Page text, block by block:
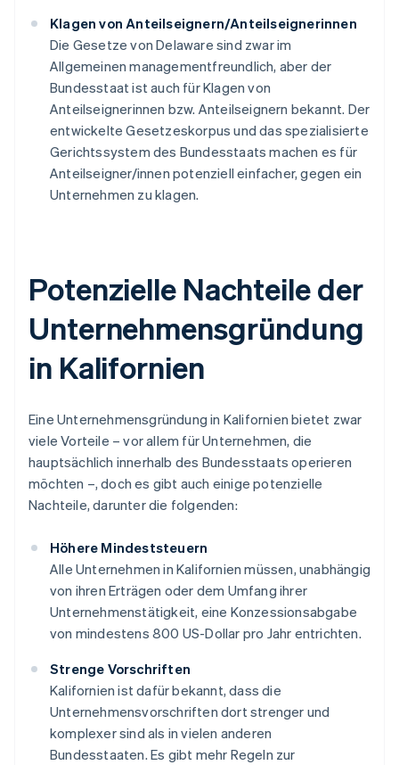
Klagen von Anteilseignern/Anteilseignerinnen
Die Gesetze von Delaware sind zwar im
Allgemeinen managementfreundlich, aber der
Bundesstaat ist auch für Klagen von
Anteilseignerinnen bzw. Anteilseignern bekannt. Der
entwickelte Gesetzeskorpus und das spezialisierte
Gerichtssystem des Bundesstaats machen es für
Anteilseigner/innen potenziell einfacher, gegen ein
Unternehmen zu klagen.
Potenzielle Nachteile der
Unternehmensgründung
in Kalifornien
Eine Unternehmensgründung in Kalifornien bietet zwar
viele Vorteile – vor allem für Unternehmen, die
hauptsächlich innerhalb des Bundesstaats operieren
möchten –, doch es gibt auch einige potenzielle
Nachteile, darunter die folgenden:
Höhere Mindeststeuern
Alle Unternehmen in Kalifornien müssen, unabhängig
von ihren Erträgen oder dem Umfang ihrer
Unternehmenstätigkeit, eine Konzessionsabgabe
von mindestens 800 US-Dollar pro Jahr entrichten.
Strenge Vorschriften
Kalifornien ist dafür bekannt, dass die
Unternehmensvorschriften dort strenger und
komplexer sind als in vielen anderen
Bundesstaaten. Es gibt mehr Regeln zur